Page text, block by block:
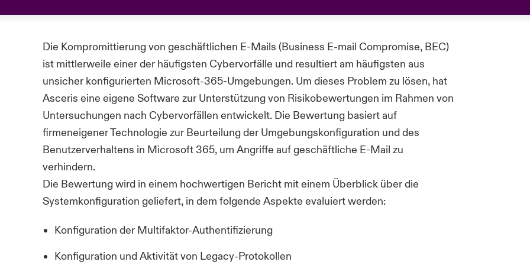
Die Kompromittierung von geschäftlichen E-Mails (Business E-mail Compromise, BEC)
ist mittlerweile einer der häufigsten Cybervorfälle und resultiert am häufigsten aus
unsicher konfigurierten Microsoft-365-Umgebungen. Um dieses Problem zu lösen, hat
Asceris eine eigene Software zur Unterstützung von Risikobewertungen im Rahmen von
Untersuchungen nach Cybervorfällen entwickelt. Die Bewertung basiert auf
firmeneigener Technologie zur Beurteilung der Umgebungskonfiguration und des
Benutzerverhaltens in Microsoft 365, um Angriffe auf geschäftliche E-Mail zu
verhindern.
Die Bewertung wird in einem hochwertigen Bericht mit einem Überblick über die
Systemkonfiguration geliefert, in dem folgende Aspekte evaluiert werden:
Konfiguration der Multifaktor-Authentifizierung
Konfiguration und Aktivität von Legacy-Protokollen